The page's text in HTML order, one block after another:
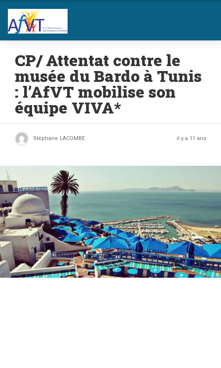
CP/ Attentat contre le
musée du Bardo à Tunis
: l’AfVT mobilise son
équipe VIVA*
Stéphane LACOMBE il y a 11 ans